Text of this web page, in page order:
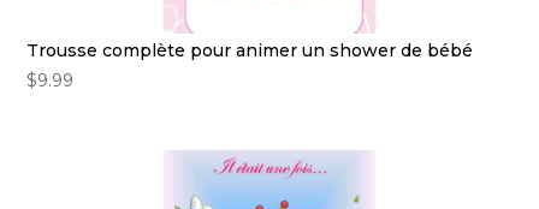
Trousse complète pour animer un shower de bébé
$9.99